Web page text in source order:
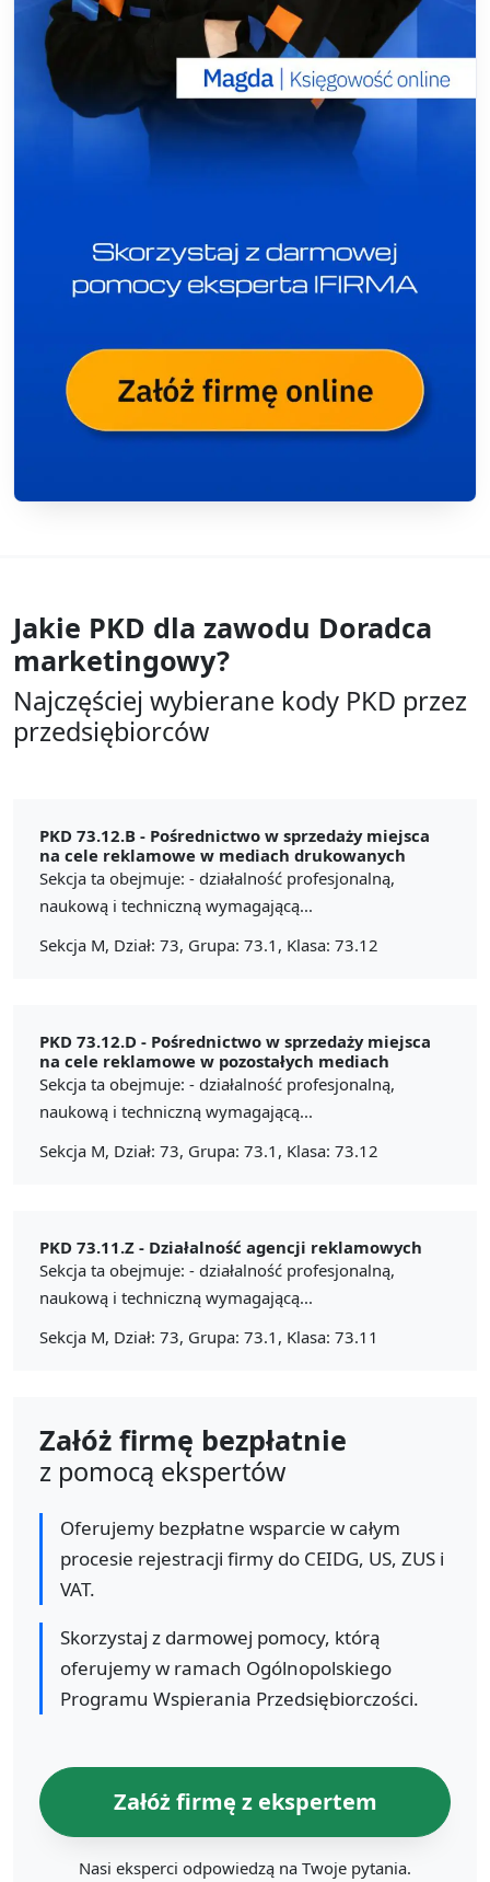
Jakie PKD dla zawodu Doradca
marketingowy?
Najczęściej wybierane kody PKD przez
przedsiębiorców
PKD 73.12.B - Pośrednictwo w sprzedaży miejsca
na cele reklamowe w mediach drukowanych
Sekcja ta obejmuje: - działalność profesjonalną,
naukową i techniczną wymagającą...
Sekcja M, Dział: 73, Grupa: 73.1, Klasa: 73.12
PKD 73.12.D - Pośrednictwo w sprzedaży miejsca
na cele reklamowe w pozostałych mediach
Sekcja ta obejmuje: - działalność profesjonalną,
naukową i techniczną wymagającą...
Sekcja M, Dział: 73, Grupa: 73.1, Klasa: 73.12
PKD 73.11.Z - Działalność agencji reklamowych
Sekcja ta obejmuje: - działalność profesjonalną,
naukową i techniczną wymagającą...
Sekcja M, Dział: 73, Grupa: 73.1, Klasa: 73.11
Załóż firmę bezpłatnie
z pomocą ekspertów
Oferujemy bezpłatne wsparcie w całym
procesie rejestracji firmy do CEIDG, US, ZUS i
VAT.
Skorzystaj z darmowej pomocy, którą
oferujemy w ramach Ogólnopolskiego
Programu Wspierania Przedsiębiorczości.
Załóż firmę z ekspertem
Nasi eksperci odpowiedzą na Twoje pytania.